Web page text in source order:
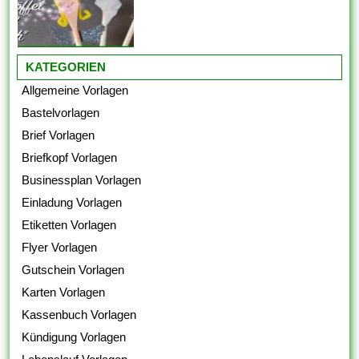
KATEGORIEN
Allgemeine Vorlagen
Bastelvorlagen
Brief Vorlagen
Briefkopf Vorlagen
Businessplan Vorlagen
Einladung Vorlagen
Etiketten Vorlagen
Flyer Vorlagen
Gutschein Vorlagen
Karten Vorlagen
Kassenbuch Vorlagen
Kündigung Vorlagen